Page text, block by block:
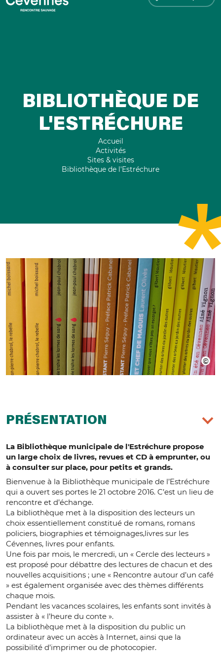
BIBLIOTHÈQUE DE
L'ESTRÉCHURE
Accueil
Activités
Sites & visites
Bibliothèque de l'Estréchure
PRÉSENTATION
La Bibliothèque municipale de l'Estréchure propose
un large choix de livres, revues et CD à emprunter, ou
à consulter sur place, pour petits et grands.
Bienvenue à la Bibliothèque municipale de l’Estréchure
qui a ouvert ses portes le 21 octobre 2016. C’est un lieu de
rencontre et d’échange.
La bibliothèque met à la disposition des lecteurs un
choix essentiellement constitué de romans, romans
policiers, biographies et témoignages,livres sur les
Cévennes, livres pour enfants.
Une fois par mois, le mercredi, un « Cercle des lecteurs »
est proposé pour débattre des lectures de chacun et des
nouvelles acquisitions ; une « Rencontre autour d’un café
» est également organisée avec des thèmes différents
chaque mois.
Pendant les vacances scolaires, les enfants sont invités à
assister à « l’heure du conte ».
La bibliothèque met à la disposition du public un
ordinateur avec un accès à Internet, ainsi que la
possibilité d’imprimer ou de photocopier.